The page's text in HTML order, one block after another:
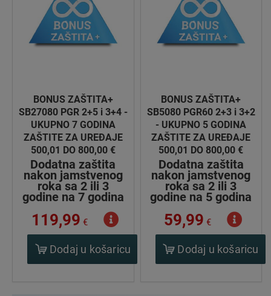
BONUS ZAŠTITA+
SB27080 PGR 2+5 i 3+4 -
UKUPNO 7 GODINA
ZAŠTITE ZA UREĐAJE
500,01 DO 800,00 €
Dodatna zaštita
nakon jamstvenog
roka sa 2 ili 3
godine na 7 godina
119,99 €
Dodaj u košaricu
BONUS ZAŠTITA+
SB5080 PGR60 2+3 i 3+2
- UKUPNO 5 GODINA
ZAŠTITE ZA UREĐAJE
500,01 DO 800,00 €
Dodatna zaštita
nakon jamstvenog
roka sa 2 ili 3
godine na 5 godina
59,99 €
Dodaj u košaricu